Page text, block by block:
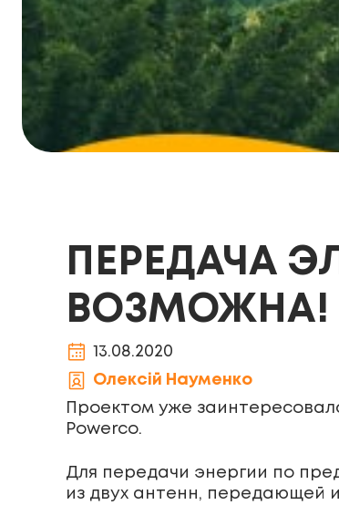
ПЕРЕДАЧА
ВОЗМОЖНА!
13.08.2020
Олексій Науменко
Проектом уже
Powerco.
Для передачи энергии по
из двух антенн, передающей